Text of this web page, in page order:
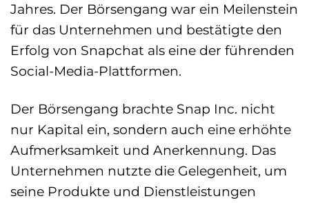
Jahres. Der Börsengang war ein Meilenstein
für das Unternehmen und bestätigte den
Erfolg von Snapchat als eine der führenden
Social-Media-Plattformen.
Der Börsengang brachte Snap Inc. nicht
nur Kapital ein, sondern auch eine erhöhte
Aufmerksamkeit und Anerkennung. Das
Unternehmen nutzte die Gelegenheit, um
seine Produkte und Dienstleistungen